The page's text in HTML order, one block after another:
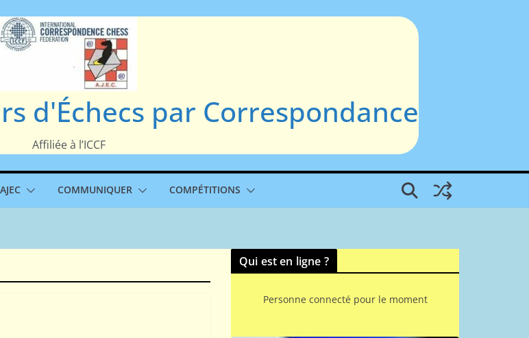
d'Échecs par Correspondance
Affiliée à l’ICCF
AJEC COMMUNIQUER COMPÉTITIONS
Qui est en ligne ?
Personne connecté pour le moment